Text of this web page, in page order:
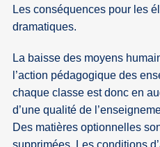
Les conséquences pour les
dramatiques.
La baisse des moyens
l’action pédagogique des
chaque classe est donc en
d’une qualité de
Des matières optionnelles
supprimées. Les conditions